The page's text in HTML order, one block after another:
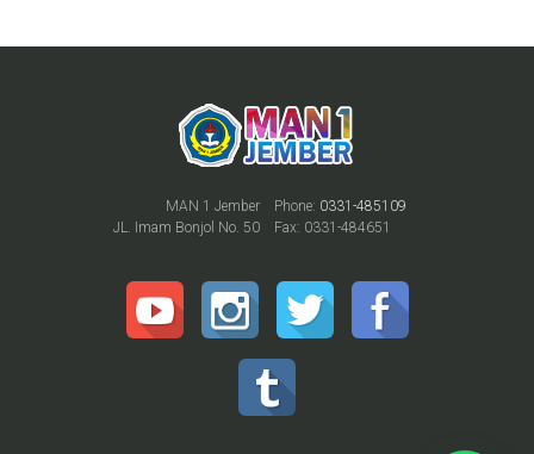
Phone: 0331-485109
Fax: 0331-484651
MAN 1 Jember
JL. Imam Bonjol No. 50